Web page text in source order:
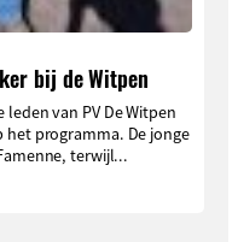
bij de Witpen
van PV De Witpen
programma. De jonge
terwijl...